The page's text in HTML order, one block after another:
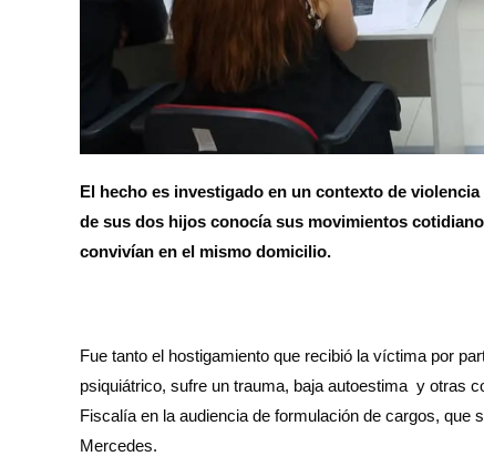
El hecho es investigado en un contexto de
de sus dos hijos conocía sus movimientos
convivían en el mismo domicilio.
Fue tanto el hostigamiento que recibió la víctima por
psiquiátrico, sufre un trauma, baja autoestima y otras
Fiscalía en la audiencia de formulación de cargos, que
Mercedes.